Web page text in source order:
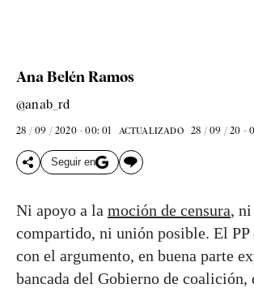
Ana Belén Ramos
@anab_rd
28 / 09 / 2020 - 00: 01 ACTUALIZADO 28 / 09 / 20 -
Seguir en
Ni apoyo a la moción de censura,
compartido, ni unión posible. El PP
con el argumento, en buena parte
bancada del Gobierno de coalición,